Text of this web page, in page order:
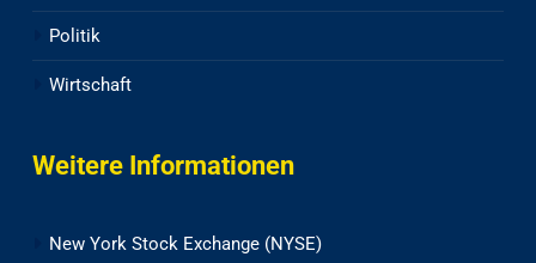
Politik
Wirtschaft
Weitere Informationen
New York Stock Exchange (NYSE)